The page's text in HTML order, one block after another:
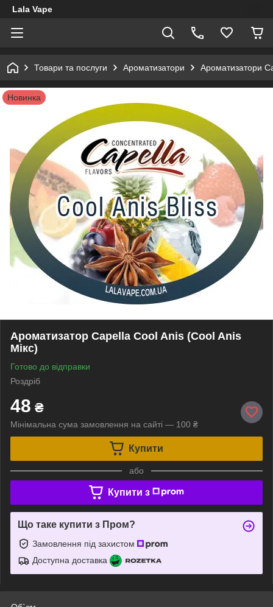
Lala Vape
Товари та послуги Ароматизатори Ароматизатори
Новинка
Ароматизатор Capella Cool Anis (Cool Anis
Мікс)
Готово до відправки
Роздріб
48 ₴
Мінімальна сума замовлення на сайті — 100 ₴
Купити
або
Купити з
Що таке купити з Пром?
Замовлення під захистом
Доступна доставка